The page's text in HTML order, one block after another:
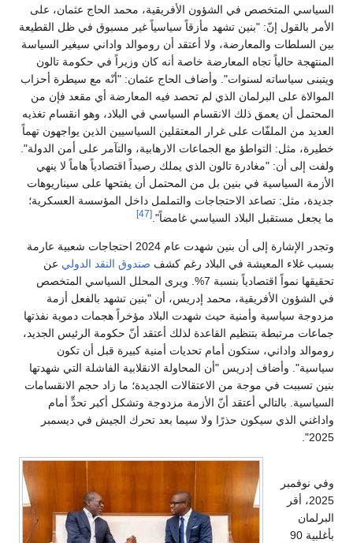
السياسي المتخصص في الشؤون الأفريقية، محمد الحاج عثمان، على
الأمر بالقول إنّ: "بنين تشهد مأزقاً سياسياً غير مسبوق في ظل القطيعة
بين السلطات والمعارضة، ولا أعتقد أن روموالد واداني سيغير السياسة
المنتهجة حالياً تجاه المعارضة خاصة أنه كان وزيراً في حكومة تالون
ويتبنى سياساته لسنوات". وأضاف الحاج عثمان: "أنّه مع سيطرة أحزاب
الموالاة على البرلمان الذي لم تحصد فيه المعارضة أي مقعد فإن من
المحتمل أن يعمق ذلك الانقسام السياسي في البلاد، وهو انقسام تغذيه
العديد من الملفّات على غرار المعتقلين السياسيين الذين يواجهون تهماً
خطيرة، مثل: التواطؤ مع الجماعات الارهابية، والتآمر على أمن الدولة".
ولفت إلى أن: "مغادرة تالون الذي يملك رصيداً اقتصادياً هاماً لا ينهي
الأزمة السياسية في بنين بل من المحتمل أن يفتحها على سيناريوهات
جديدة، مثل: تصاعد الاحتجاجات والتململ داخل المؤسسة العسكرية؛
ما يجعل مستقبل البلاد السياسي غامضاً".[47]
وتجدر الإشارة إلى أن بنين شهدت عام 2024 احتجاجات شعبية عارمة
بسبب غلاء المعيشة في البلاد رغم كشف صندوق النقد الدولي عن
تحقيقها نمواً اقتصادياً بنسبة 7%. ويرى المحلل السياسي المتخصص
في الشؤون الأفريقية، محمد إدريس، أن "بنين تشهد بالفعل أزمة
مزدوجة سياسية وأمنية حيث شهدت البلاد مؤخراً هجمات دموية نفذتها
جماعات مرتبطة بتنظيم القاعدة لذلك أعتقد أنّ حكومة الرئيس الجديد،
روموالد واداني، ستكون أمام تحديات أمنية كبيرة قبل أن تكون
سياسية". وأضاف إدريس "أن المحاولة الانقلابية الفاشلة التي شهدتها
بنين تسببت في موجة من الاعتقالات الجديدة؛ ما زاد حجم الانقسامات
السياسية. بالتالي أعتقد أنّ الأزمة مزدوجة وتشكل أكبر تحدٍّ أمام
واداغني الذي سيكون حذرًا ولا سيما بعد تحرك الجيش في ديسمبر
2025".
وفي نوفمبر
2025، أقر
البرلمان
بأغلبية 90